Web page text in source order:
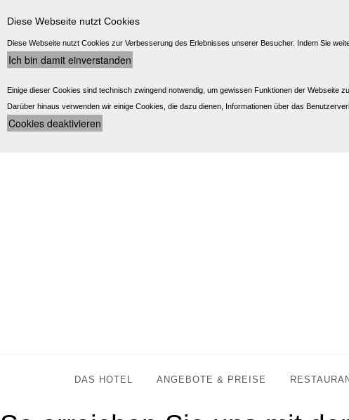
Diese Webseite nutzt Cookies
Diese Webseite nutzt Cookies zur Verbesserung des Erlebnisses unserer Besucher. Indem Sie
Einige dieser Cookies sind technisch zwingend notwendig, um gewissen Funktionen der Webseite
Darüber hinaus verwenden wir einige Cookies, die dazu dienen, Informationen über das
DAS HOTEL ANGEBOTE & PREISE